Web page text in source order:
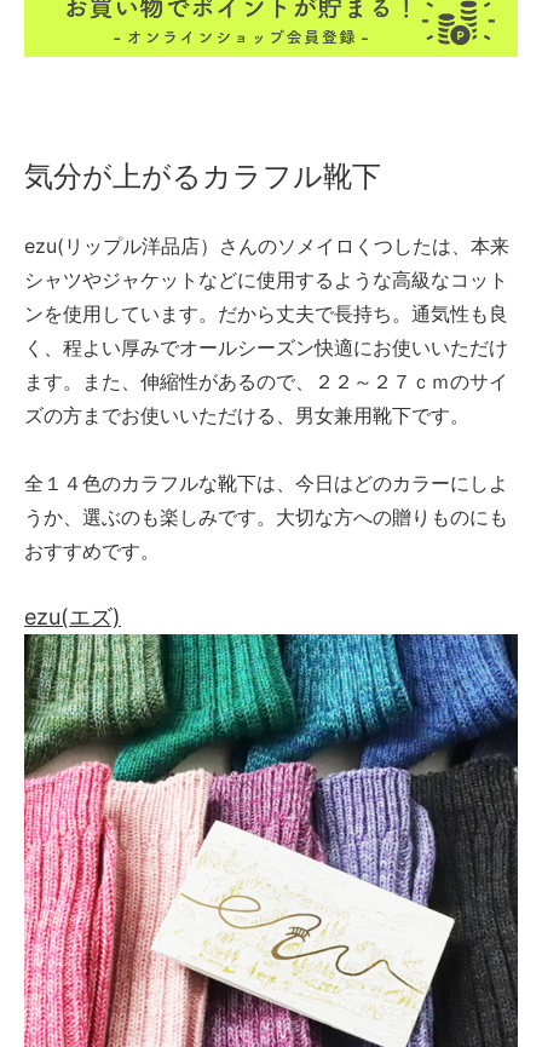
気分が上がるカラフル靴下
ezu(リップル洋品店）さんのソメイロくつしたは、本来
シャツやジャケットなどに使用するような高級なコット
ンを使用しています。だから丈夫で長持ち。通気性も良
く、程よい厚みでオールシーズン快適にお使いいただけ
ます。また、伸縮性があるので、２２～２７ｃｍのサイ
ズの方までお使いいただける、男女兼用靴下です。
全１４色のカラフルな靴下は、今日はどのカラーにしよ
うか、選ぶのも楽しみです。大切な方への贈りものにも
おすすめです。
ezu(エズ)